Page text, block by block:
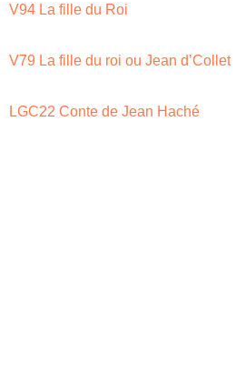
V94 La fille du Roi
V79 La fille du roi ou Jean d’Collet
LGC22 Conte de Jean Haché